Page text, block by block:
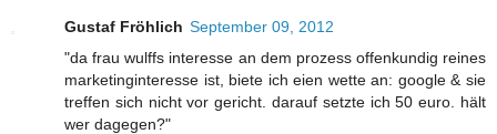
Gustaf Fröhlich September 09, 2012
"da frau wulffs interesse an dem prozess offenkundig reines
marketinginteresse ist, biete ich eien wette an: google & sie
treffen sich nicht vor gericht. darauf setzte ich 50 euro. hält
wer dagegen?"